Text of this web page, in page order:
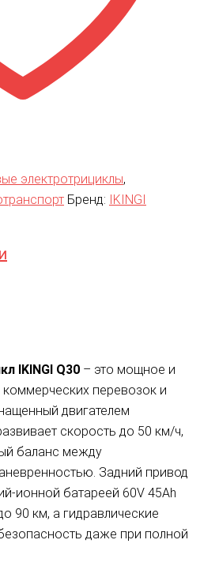
электротрициклы,
Бренд: IKINGI
IKINGI Q30 – это мощное и
перевозок и
двигателем
скорость до 50 км/ч,
баланс между
Задний привод
ионной батареей 60V 45Ah
90 км, а гидравлические
даже при полной